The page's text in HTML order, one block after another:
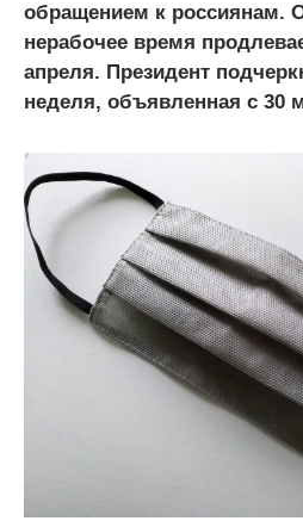
обращением к россиянам.
нерабочее время
апреля. Президент
неделя, объявленная с 30